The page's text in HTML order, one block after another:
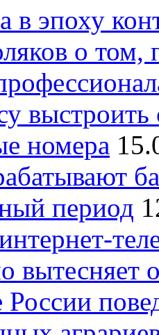
в эпоху
о том,
номера
период
вытесняет